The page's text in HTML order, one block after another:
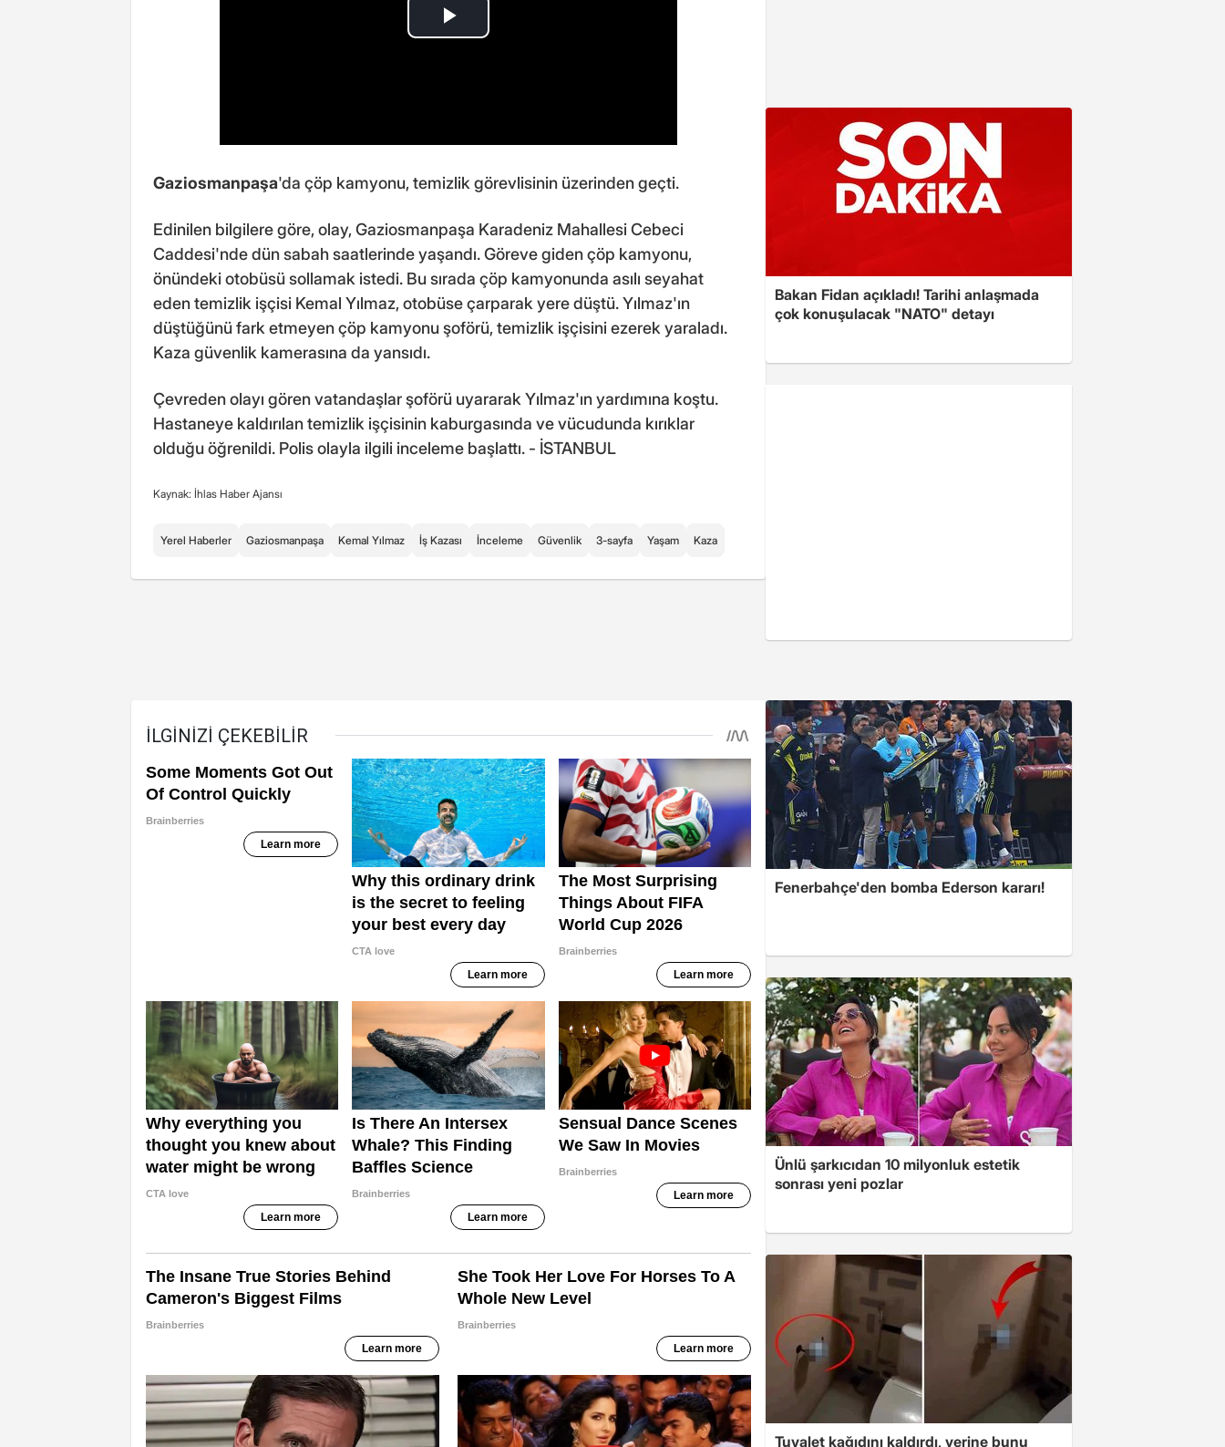
Gaziosmanpaşa'da çöp kamyonu, temizlik görevlisinin üzerinden geçti.
Edinilen bilgilere göre, olay, Gaziosmanpaşa Karadeniz Mahallesi Cebeci
Caddesi'nde dün sabah saatlerinde yaşandı. Göreve giden çöp kamyonu,
önündeki otobüsü sollamak istedi. Bu sırada çöp kamyonunda asılı seyahat
eden temizlik işçisi Kemal Yılmaz, otobüse çarparak yere düştü. Yılmaz'ın
düştüğünü fark etmeyen çöp kamyonu şoförü, temizlik işçisini ezerek yaraladı.
Kaza güvenlik kamerasına da yansıdı.
Çevreden olayı gören vatandaşlar şoförü uyararak Yılmaz'ın yardımına koştu.
Hastaneye kaldırılan temizlik işçisinin kaburgasında ve vücudunda kırıklar
olduğu öğrenildi. Polis olayla ilgili inceleme başlattı. - İSTANBUL
Kaynak: İhlas Haber Ajansı
Yerel Haberler Gaziosmanpaşa Kemal Yılmaz İş Kazası İnceleme Güvenlik 3-sayfa Yaşam Kaza
Bakan Fidan açıkladı! Tarihi anlaşmada
çok konuşulacak "NATO" detayı
Fenerbahçe'den bomba Ederson kararı!
Ünlü şarkıcıdan 10 milyonluk estetik
sonrası yeni pozlar
Tuvalet kağıdını kaldırdı, yerine bunu